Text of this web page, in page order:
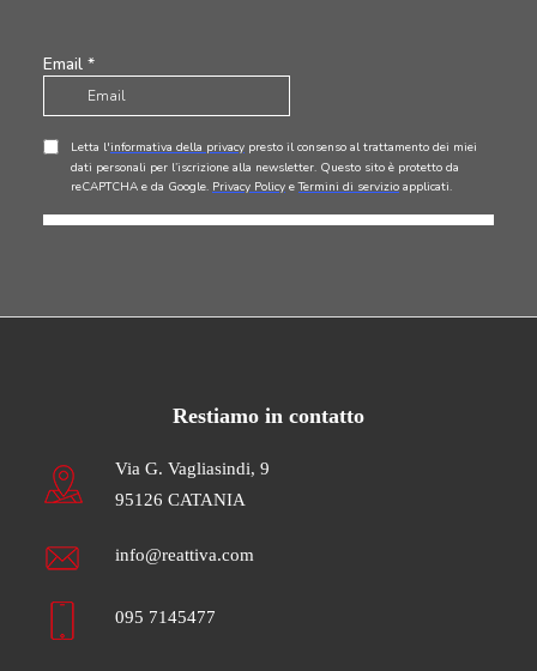
Restiamo in contatto
Via G. Vagliasindi, 9
95126 CATANIA
info@reattiva.com
095 7145477